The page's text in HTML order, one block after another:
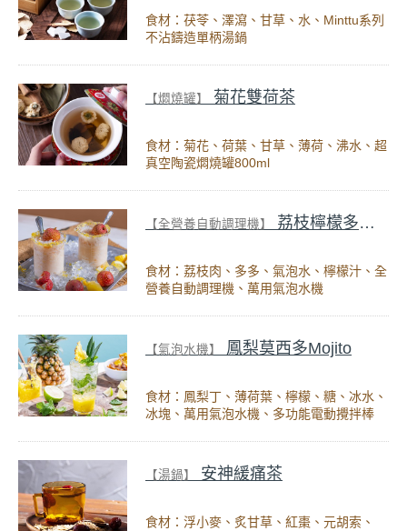
食材：茯苓、澤瀉、甘草、水、Minttu系列
不沾鑄造單柄湯鍋
【燜燒罐】 菊花雙荷茶
食材：菊花、荷葉、甘草、薄荷、沸水、超
真空陶瓷燜燒罐800ml
【全營養自動調理機】 荔枝檸檬多多冰沙
食材：荔枝肉、多多、氣泡水、檸檬汁、全
營養自動調理機、萬用氣泡水機
【氣泡水機】 鳳梨莫西多Mojito
食材：鳳梨丁、薄荷葉、檸檬、糖、冰水、
冰塊、萬用氣泡水機、多功能電動攪拌棒
【湯鍋】 安神緩痛茶
食材：浮小麥、炙甘草、紅棗、元胡索、